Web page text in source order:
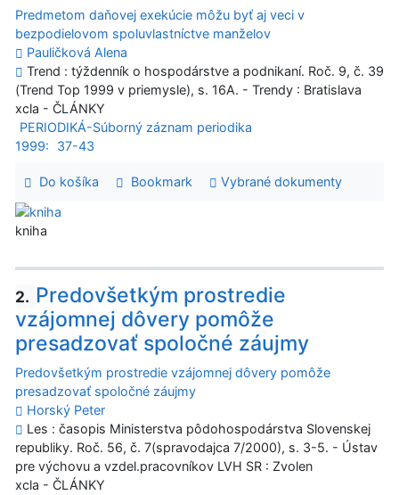
Predmetom daňovej exekúcie môžu byť aj veci v
bezpodielovom spoluvlastníctve manželov
Pauličková Alena
Trend : týždenník o hospodárstve a podnikaní. Roč. 9, č. 39
(Trend Top 1999 v priemysle), s. 16A. - Trendy : Bratislava
xcla - ČLÁNKY
PERIODIKÁ-Súborný záznam periodika
1999:
37-43
Do košíka Bookmark Vybrané dokumenty
kniha
2. Predovšetkým prostredie
vzájomnej dôvery pomôže
presadzovať spoločné záujmy
Predovšetkým prostredie vzájomnej dôvery pomôže
presadzovať spoločné záujmy
Horský Peter
Les : časopis Ministerstva pôdohospodárstva Slovenskej
republiky. Roč. 56, č. 7(spravodajca 7/2000), s. 3-5. - Ústav
pre výchovu a vzdel.pracovníkov LVH SR : Zvolen
xcla - ČLÁNKY